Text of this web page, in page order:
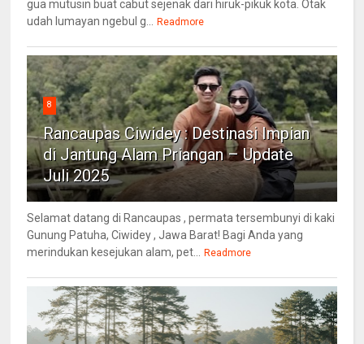
gua mutusin buat cabut sejenak dari hiruk-pikuk kota. Otak
udah lumayan ngebul g...
Readmore
8
Rancaupas Ciwidey : Destinasi Impian
di Jantung Alam Priangan – Update
Juli 2025
Selamat datang di Rancaupas , permata tersembunyi di kaki
Gunung Patuha, Ciwidey , Jawa Barat! Bagi Anda yang
merindukan kesejukan alam, pet...
Readmore